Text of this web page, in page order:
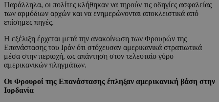
Παράλληλα, οι πολίτες κλήθηκαν να τηρούν τις οδηγίες ασφαλείας
των αρμόδιων αρχών και να ενημερώνονται αποκλειστικά από
επίσημες πηγές.
Η εξέλιξη έρχεται μετά την ανακοίνωση των Φρουρών της
Επανάστασης του Ιράν ότι στόχευσαν αμερικανικά στρατιωτικά
μέσα στην περιοχή, ως απάντηση στον τελευταίο γύρο
αμερικανικών πληγμάτων.
Οι Φρουροί της Επανάστασης έπληξαν αμερικανική βάση στην
Ιορδανία